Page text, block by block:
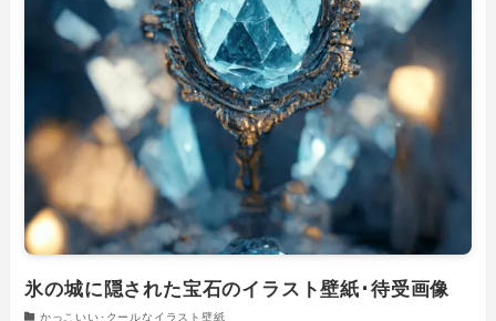
氷の城に隠された宝石のイラスト壁紙･待受画像
かっこいい･クールなイラスト壁紙